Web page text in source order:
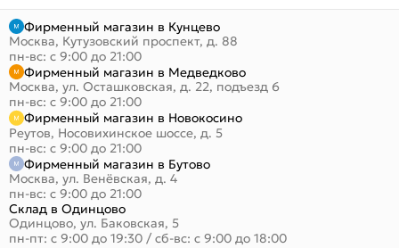
Фирменный магазин в Кунцево
Москва, Кутузовский проспект, д. 88
пн-вс: с 9:00 до 21:00
Фирменный магазин в Медведково
Москва, ул. Осташковская, д. 22, подъезд 6
пн-вс: с 9:00 до 21:00
Фирменный магазин в Новокосино
Реутов, Носовихинское шоссе, д. 5
пн-вс: с 9:00 до 21:00
Фирменный магазин в Бутово
Москва, ул. Венёвская, д. 4
пн-вс: с 9:00 до 21:00
Склад в Одинцово
Одинцово, ул. Баковская, 5
пн-пт: с 9:00 до 19:30 / сб-вс: с 9:00 до 18:00